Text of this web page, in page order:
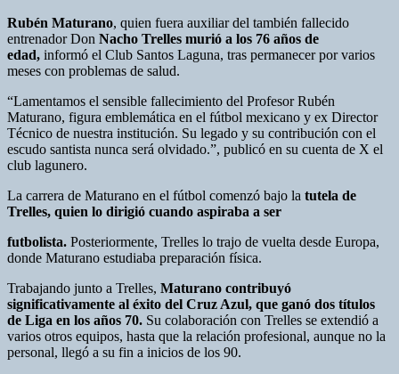
Rubén Maturano, quien fuera auxiliar del también fallecido
entrenador Don Nacho Trelles murió a los 76 años de
edad, informó el Club Santos Laguna, tras permanecer por varios
meses con problemas de salud.
“Lamentamos el sensible fallecimiento del Profesor Rubén
Maturano, figura emblemática en el fútbol mexicano y ex Director
Técnico de nuestra institución. Su legado y su contribución con el
escudo santista nunca será olvidado.”, publicó en su cuenta de X el
club lagunero.
La carrera de Maturano en el fútbol comenzó bajo la tutela de
Trelles, quien lo dirigió cuando aspiraba a ser
futbolista. Posteriormente, Trelles lo trajo de vuelta desde Europa,
donde Maturano estudiaba preparación física.
Trabajando junto a Trelles, Maturano contribuyó
significativamente al éxito del Cruz Azul, que ganó dos títulos
de Liga en los años 70. Su colaboración con Trelles se extendió a
varios otros equipos, hasta que la relación profesional, aunque no la
personal, llegó a su fin a inicios de los 90.